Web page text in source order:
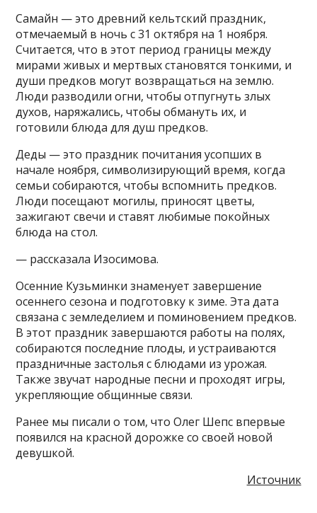
Самайн — это древний кельтский праздник,
отмечаемый в ночь с 31 октября на 1 ноября.
Считается, что в этот период границы между
мирами живых и мертвых становятся тонкими, и
души предков могут возвращаться на землю.
Люди разводили огни, чтобы отпугнуть злых
духов, наряжались, чтобы обмануть их, и
готовили блюда для душ предков.
Деды — это праздник почитания усопших в
начале ноября, символизирующий время, когда
семьи собираются, чтобы вспомнить предков.
Люди посещают могилы, приносят цветы,
зажигают свечи и ставят любимые покойных
блюда на стол.
— рассказала Изосимова.
Осенние Кузьминки знаменует завершение
осеннего сезона и подготовку к зиме. Эта дата
связана с земледелием и поминовением предков.
В этот праздник завершаются работы на полях,
собираются последние плоды, и устраиваются
праздничные застолья с блюдами из урожая.
Также звучат народные песни и проходят игры,
укрепляющие общинные связи.
Ранее мы писали о том, что Олег Шепс впервые
появился на красной дорожке со своей новой
девушкой.
Источник